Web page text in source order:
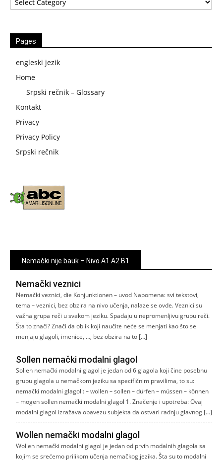
Pages
engleski jezik
Home
Srpski rečnik – Glossary
Kontakt
Privacy
Privacy Policy
Srpski rečnik
Nemački nije bauk – Nivo A1 A2 B1
Nemački veznici
Nemački veznici, die Konjunktionen – uvod Napomena: svi tekstovi,
tema – veznici, bez obzira na nivo učenja, nalaze se ovde. Veznici su
važna grupa reči u svakom jeziku. Spadaju u nepromenljivu grupu reči.
Šta to znači? Znači da oblik koji naučite neće se menjati kao što se
menjaju glagoli, imenice, …, bez obzira na to […]
Sollen nemački modalni glagol
Sollen nemački modalni glagol je jedan od 6 glagola koji čine posebnu
grupu glagola u nemačkom jeziku sa specifičnim pravilima, to su:
nemački modalni glagoli: – wollen – sollen – dürfen – müssen – können
– mögen sollen nemački modalni glagol 1. Značenje i upotreba: Ovaj
modalni glagol izražava obavezu subjekta da ostvari radnju glavnog […]
Wollen nemački modalni glagol
Wollen nemački modalni glagol je jedan od prvih modalnih glagola sa
kojim se srećemo prilikom učenja nemačkog jezika. Šta su to modalni